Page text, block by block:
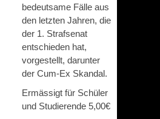
bedeutsame Fälle aus
den letzten Jahren, die
der 1. Strafsenat
entschieden hat,
vorgestellt, darunter
der Cum-Ex Skandal.
Ermässigt für Schüler
und Studierende 5,00€